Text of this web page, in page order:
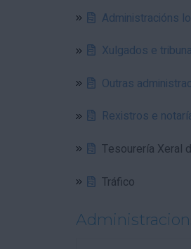
Administracións
Xulgados e
Outras
Rexistros e
Tesourería Xeral
Tráfico